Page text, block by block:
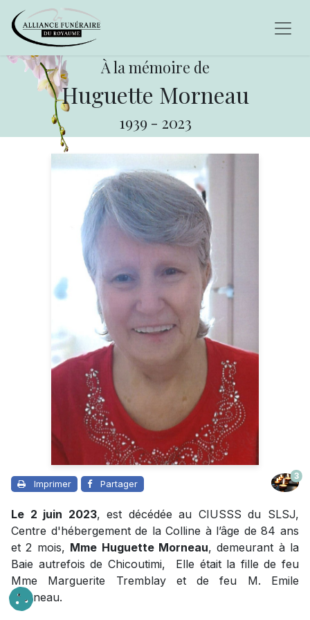
À la mémoire de
Huguette Morneau
1939 - 2023
Imprimer Partager
3
Le 2 juin 2023, est décédée au CIUSSS du SLSJ,
Centre d'hébergement de la Colline à l’âge de 84 ans
et 2 mois, Mme Huguette Morneau, demeurant à la
Baie autrefois de Chicoutimi, Elle était la fille de feu
Mme Marguerite Tremblay et de feu M. Emile
Morneau.